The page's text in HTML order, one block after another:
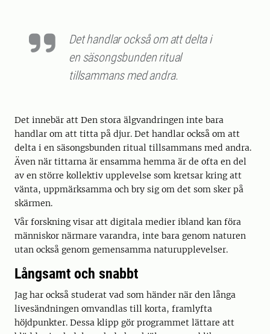
Det handlar också om att delta i
en säsongsbunden ritual
tillsammans med andra.
Det innebär att Den stora älgvandringen inte bara
handlar om att titta på djur. Det handlar också om att
delta i en säsongsbunden ritual tillsammans med andra.
Även när tittarna är ensamma hemma är de ofta en del
av en större kollektiv upplevelse som kretsar kring att
vänta, uppmärksamma och bry sig om det som sker på
skärmen.
Vår forskning visar att digitala medier ibland kan föra
människor närmare varandra, inte bara genom naturen
utan också genom gemensamma naturupplevelser.
Långsamt och snabbt
Jag har också studerat vad som händer när den långa
livesändningen omvandlas till korta, framlyfta
höjdpunkter. Dessa klipp gör programmet lättare att